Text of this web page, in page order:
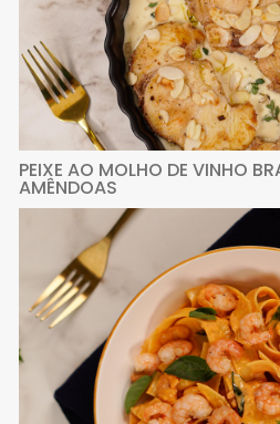
PEIXE AO MOLHO DE VINHO
AMÊNDOAS